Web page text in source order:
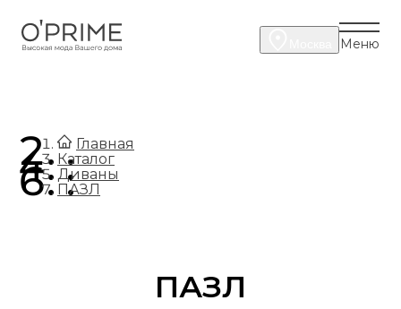
Меню
Главная
.
Каталог
.
Диваны
.
ПАЗЛ
ПАЗЛ